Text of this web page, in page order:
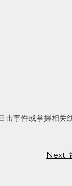
事件或掌握相关
Next: